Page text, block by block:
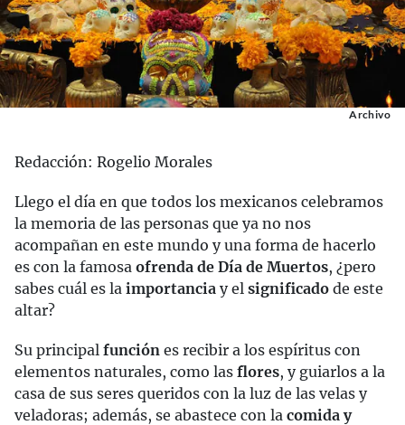
Archivo
Redacción: Rogelio Morales
Llego el día en que todos los mexicanos celebramos
la memoria de las personas que ya no nos
acompañan en este mundo y una forma de hacerlo
es con la famosa ofrenda de Día de Muertos, ¿pero
sabes cuál es la importancia y el significado de este
altar?
Su principal función es recibir a los espíritus con
elementos naturales, como las flores, y guiarlos a la
casa de sus seres queridos con la luz de las velas y
veladoras; además, se abastece con la comida y